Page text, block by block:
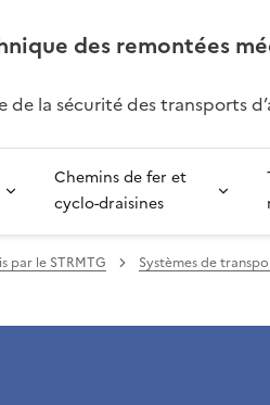
des remontées
de la sécurité des transports
Chemins de fer et
cyclo-draisines
par le STRMTG Systèmes de